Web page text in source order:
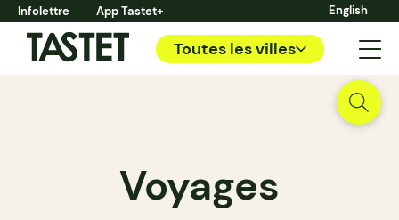
Infolettre App Tastet+ English
Toutes les villes
Voyages